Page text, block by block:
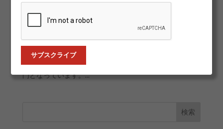
「タブラオ・レイナ・モラ」として創設され、2001年に
バイラオールのフアン・デ・フアンによって現在の名に
改名されました。それ以来、フエンサンタ・ラ・モネ
タ、パトリシア・ゲレーロ、ダビ・カルモナ、アルフレ
ド・テハダ、イスマエル・エル・ボラなどの才能の登竜
門となっています。...
検索